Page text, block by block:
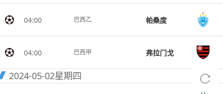
04:00 巴西乙 帕桑度
04:00 巴西甲 弗拉门戈
2024-05-02星期四